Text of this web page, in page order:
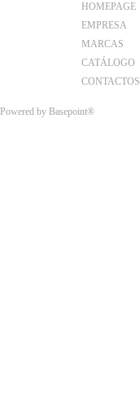
HOMEPAGE
EMPRESA
MARCAS
CATÁLOGO
CONTACTOS
Powered by Basepoint®